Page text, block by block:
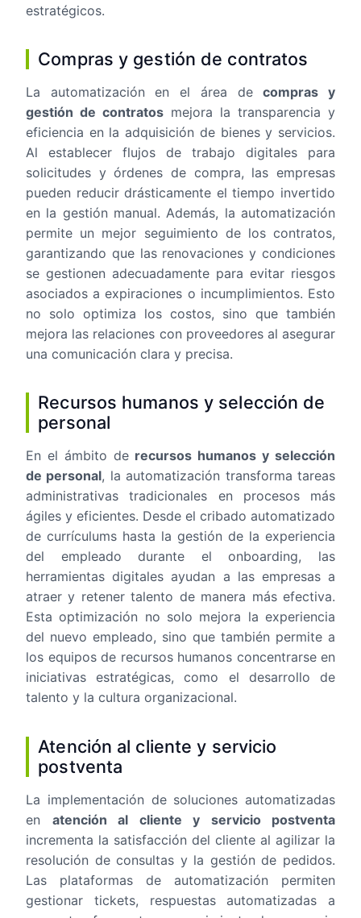
estratégicos.
Compras y gestión de contratos
La automatización en el área decompras y
gestión de contratos mejora la transparencia y
eficiencia en la adquisición de bienes y servicios.
Al establecer flujos de trabajo digitales para
solicitudes y órdenes de compra, las empresas
pueden reducir drásticamente el tiempo invertido
en la gestión manual. Además, la automatización
permite un mejor seguimiento de los contratos,
garantizando que las renovaciones y condiciones
se gestionen adecuadamente para evitar riesgos
asociados a expiraciones o incumplimientos. Esto
no solo optimiza los costos, sino que también
mejora las relaciones con proveedores al asegurar
una comunicación clara y precisa.
Recursos humanos y selección de
personal
En el ámbito de recursos humanos y selección
de personal, la automatización transforma tareas
administrativas tradicionales en procesos más
ágiles y eficientes. Desde el cribado automatizado
de currículums hasta la gestión de la experiencia
del empleado durante el onboarding, las
herramientas digitales ayudan a las empresas a
atraer y retener talento de manera más efectiva.
Esta optimización no solo mejora la experiencia
del nuevo empleado, sino que también permite a
los equipos de recursos humanos concentrarse en
iniciativas estratégicas, como el desarrollo de
talento y la cultura organizacional.
Atención al cliente y servicio
postventa
La implementación de soluciones automatizadas
en atención al cliente y servicio postventa
incrementa la satisfacción del cliente al agilizar la
resolución de consultas y la gestión de pedidos.
Las plataformas de automatización permiten
gestionar tickets, respuestas automatizadas a